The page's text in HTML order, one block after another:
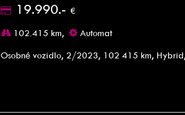
19.990.- €
102.415 km,
Automat
Osobné vozidlo, 2/2023, 102 415 km,